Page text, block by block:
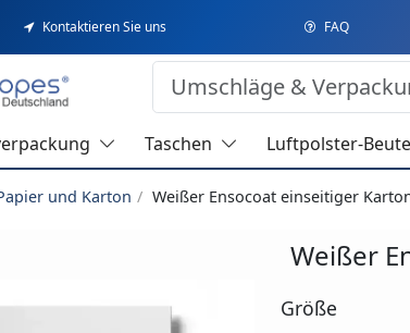
Kontaktieren Sie uns FAQ
Taschen Luftpolster-
und Karton Weißer Ensocoat einseitiger
Weißer
Größe